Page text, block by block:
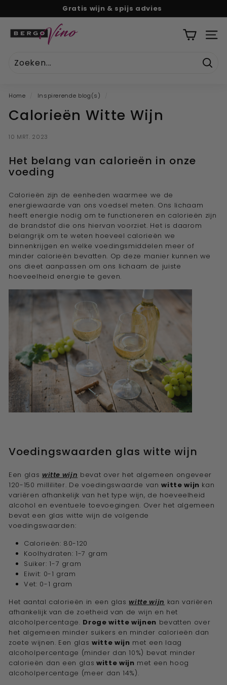
tekst
Pauze
Gratis wijn & spijs advies
B
e
g
V
i
n
o
w
o
l
i
n
e
w
i
j
n
a
s
e
u
r''
Home Inspirerende blog(s)
Calorieën Witte Wijn
10 MRT. 2023
Het belang van calorieën in onze
voeding
Calorieën zijn de eenheden waarmee we de
energiewaarde van ons voedsel meten. Ons lichaam
heeft energie nodig om te functioneren en calorieën zijn
de brandstof die ons hiervan voorziet. Het is daarom
belangrijk om te weten hoeveel calorieën we
binnenkrijgen en welke voedingsmiddelen meer of
minder calorieën bevatten. Op deze manier kunnen we
ons dieet aanpassen om ons lichaam de juiste
hoeveelheid energie te geven.
Voedingswaarden glas witte wijn
Een glas witte wijn bevat over het algemeen ongeveer
120-150 milliliter. De voedingswaarde vanwitte wijn kan
variëren afhankelijk van het type wijn, de hoeveelheid
alcohol en eventuele toevoegingen. Over het algemeen
bevat een glas witte wijn de volgende
voedingswaarden:
Calorieën: 80-120
Koolhydraten: 1-7 gram
Suiker: 1-7 gram
Eiwit: 0-1 gram
Vet: 0-1 gram
Het aantal calorieën in een glaswitte wijn kan variëren
afhankelijk van de zoetheid van de wijn en het
alcoholpercentage. Droge witte wijnen bevatten over
het algemeen minder suikers en minder calorieën dan
zoete wijnen. Een glas witte wijn met een laag
alcoholpercentage (minder dan 10%) bevat minder
calorieën dan een glas witte wijn met een hoog
alcoholpercentage (meer dan 14%).